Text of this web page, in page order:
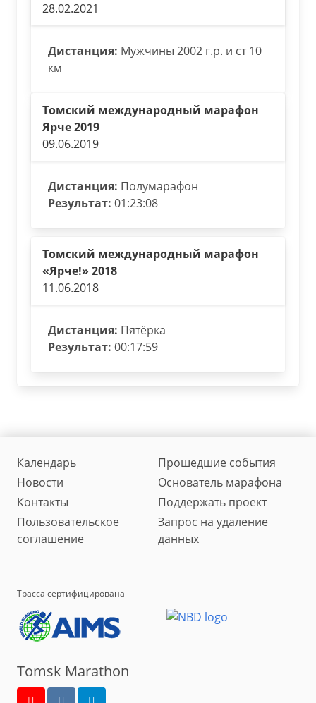
28.02.2021
Дистанция: Мужчины 2002 г.р. и ст 10
км
Томский международный марафон
Ярче 2019
09.06.2019
Дистанция: Полумарафон
Результат: 01:23:08
Томский международный марафон
«Ярче!» 2018
11.06.2018
Дистанция: Пятёрка
Результат: 00:17:59
Календарь
Прошедшие события
Новости
Основатель марафона
Контакты
Поддержать проект
Пользовательское
соглашение
Запрос на удаление
данных
Трасса сертифицирована
Tomsk Marathon